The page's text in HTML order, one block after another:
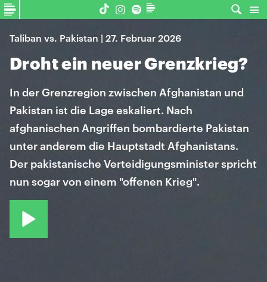
Taliban vs. Pakistan | 27. Februar 2026
Droht ein neuer Grenzkrieg?
In der Grenzregion zwischen Afghanistan und
Pakistan ist die Lage eskaliert. Nach
afghanischen Angriffen bombardierte Pakistan
unter anderem die Hauptstadt Afghanistans.
Der pakistanische Verteidigungsminister spricht
nun sogar von einem "offenen Krieg".